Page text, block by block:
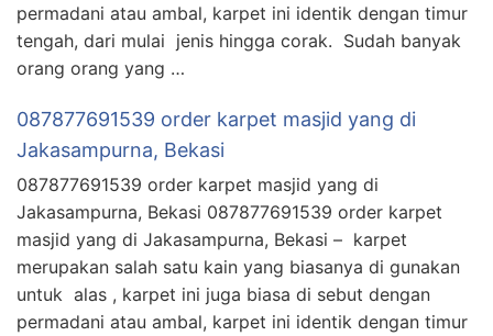
permadani atau ambal, karpet ini identik dengan timur
tengah, dari mulai jenis hingga corak. Sudah banyak
orang orang yang …
087877691539 order karpet masjid yang di
Jakasampurna, Bekasi
087877691539 order karpet masjid yang di
Jakasampurna, Bekasi 087877691539 order karpet
masjid yang di Jakasampurna, Bekasi – karpet
merupakan salah satu kain yang biasanya di gunakan
untuk alas , karpet ini juga biasa di sebut dengan
permadani atau ambal, karpet ini identik dengan timur